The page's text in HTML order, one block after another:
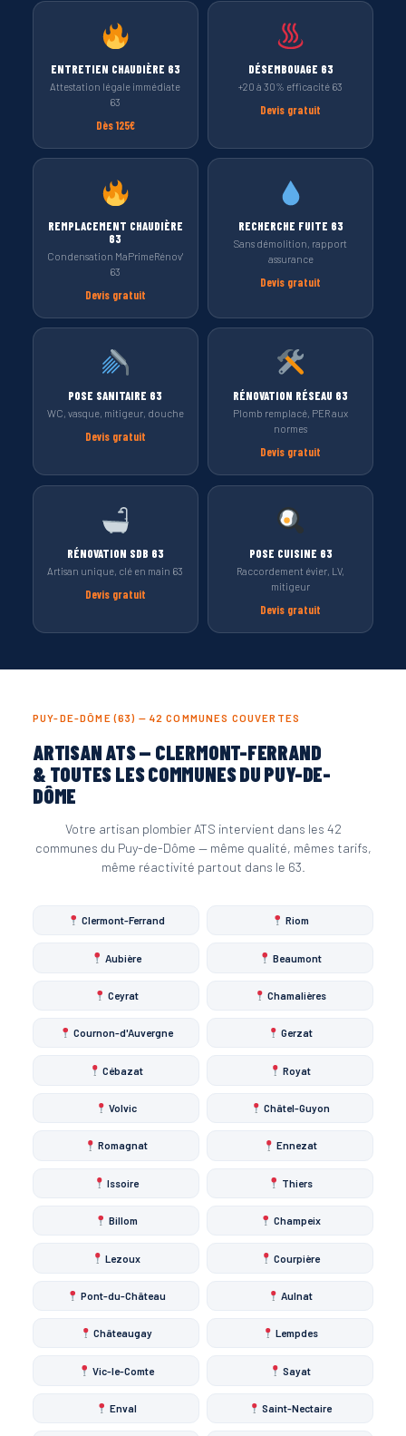
ENTRETIEN CHAUDIÈRE 63
Attestation légale immédiate
63
Dès 125€
DÉSEMBOUAGE 63
+20 à 30% efficacité 63
Devis gratuit
REMPLACEMENT CHAUDIÈRE
63
Condensation MaPrimeRénov'
63
Devis gratuit
RECHERCHE FUITE 63
Sans démolition, rapport
assurance
Devis gratuit
POSE SANITAIRE 63
WC, vasque, mitigeur, douche
Devis gratuit
RÉNOVATION RÉSEAU 63
Plomb remplacé, PER aux
normes
Devis gratuit
RÉNOVATION SDB 63
Artisan unique, clé en main 63
Devis gratuit
POSE CUISINE 63
Raccordement évier, LV,
mitigeur
Devis gratuit
PUY-DE-DÔME (63) — 42 COMMUNES COUVERTES
ARTISAN ATS — CLERMONT-FERRAND
& TOUTES LES COMMUNES DU PUY-DE-
DÔME
Votre artisan plombier ATS intervient dans les 42
communes du Puy-de-Dôme — même qualité, mêmes tarifs,
même réactivité partout dans le 63.
Clermont-Ferrand Riom
Aubière Beaumont
Ceyrat Chamalières
Cournon-d'Auvergne Gerzat
Cébazat Royat
Volvic Châtel-Guyon
Romagnat Ennezat
Issoire Thiers
Billom Champeix
Lezoux Courpière
Pont-du-Château Aulnat
Châteaugay Lempdes
Vic-le-Comte Sayat
Enval Saint-Nectaire